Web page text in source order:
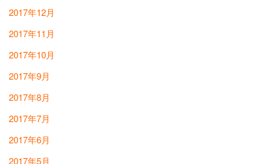
2017年12月
2017年11月
2017年10月
2017年9月
2017年8月
2017年7月
2017年6月
2017年5月